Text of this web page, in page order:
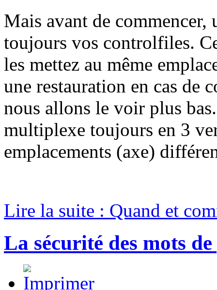
Mais avant de
toujours vos controlfiles.
les mettez au même
une restauration en cas de
nous allons le voir plus
multiplexe toujours en 3
emplacements (axe)
Lire la suite : Quand et
La sécurité des mots de